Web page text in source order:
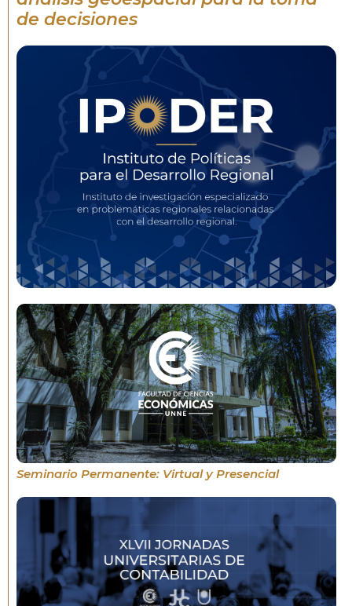
de decisiones
Seminario Permanente: Virtual y Presencial